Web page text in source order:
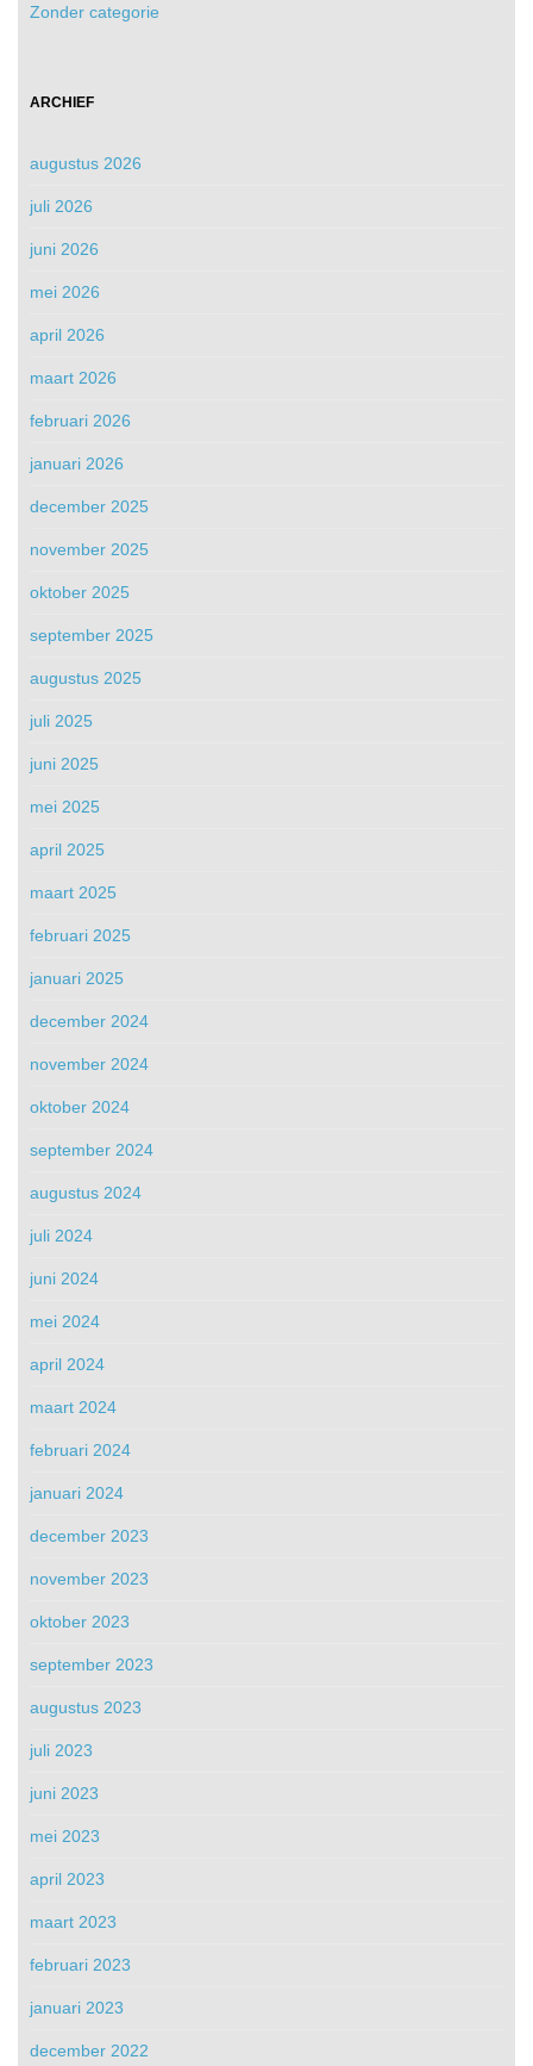
Zonder categorie
ARCHIEF
augustus 2026
juli 2026
juni 2026
mei 2026
april 2026
maart 2026
februari 2026
januari 2026
december 2025
november 2025
oktober 2025
september 2025
augustus 2025
juli 2025
juni 2025
mei 2025
april 2025
maart 2025
februari 2025
januari 2025
december 2024
november 2024
oktober 2024
september 2024
augustus 2024
juli 2024
juni 2024
mei 2024
april 2024
maart 2024
februari 2024
januari 2024
december 2023
november 2023
oktober 2023
september 2023
augustus 2023
juli 2023
juni 2023
mei 2023
april 2023
maart 2023
februari 2023
januari 2023
december 2022